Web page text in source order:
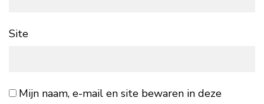
Site
Mijn naam, e-mail en site bewaren in deze